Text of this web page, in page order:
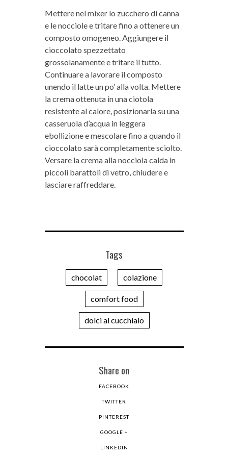
Mettere nel mixer lo zucchero di canna
e le nocciole e tritare fino a ottenere un
composto omogeneo. Aggiungere il
cioccolato spezzettato
grossolanamente e tritare il tutto.
Continuare a lavorare il composto
unendo il latte un po’ alla volta. Mettere
la crema ottenuta in una ciotola
resistente al calore, posizionarla su una
casseruola d’acqua in leggera
ebollizione e mescolare fino a quando il
cioccolato sarà completamente sciolto.
Versare la crema alla nocciola calda in
piccoli barattoli di vetro, chiudere e
lasciare raffreddare.
Tags
chocolat colazione
comfort food
dolci al cucchiaio
Share on
FACEBOOK
TWITTER
PINTEREST
GOOGLE +
LINKEDIN